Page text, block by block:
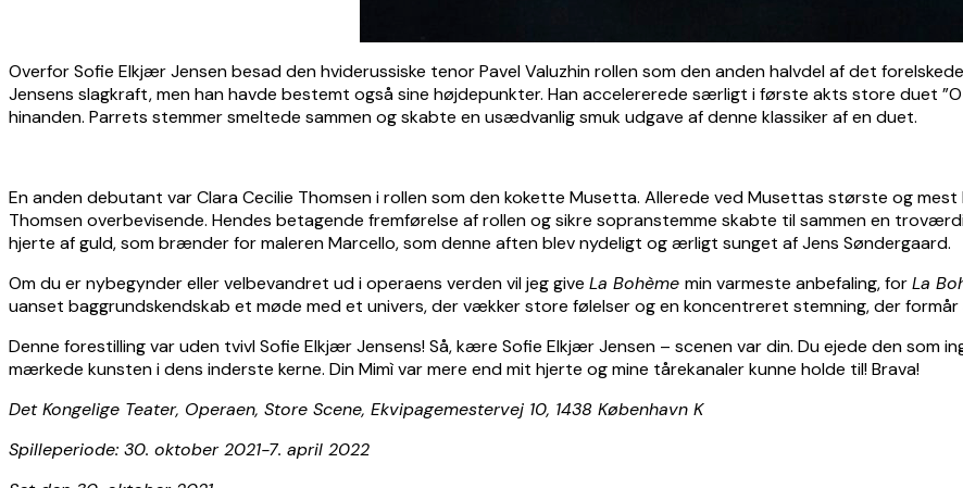
Overfor Sofie Elkjær Jensen besad den hviderussiske tenor Pavel Valuzhin rollen som den anden halvdel af det
Jensens slagkraft, men han havde bestemt også sine højdepunkter. Han accelererede særligt i første akts store duet
hinanden. Parrets stemmer smeltede sammen og skabte en usædvanlig smuk udgave af denne klassiker af en duet.
En anden debutant var Clara Cecilie Thomsen i rollen som den kokette Musetta. Allerede ved Musettas største og mest
Thomsen overbevisende. Hendes betagende fremførelse af rollen og sikre sopranstemme skabte til sammen en
hjerte af guld, som brænder for maleren Marcello, som denne aften blev nydeligt og ærligt sunget af Jens Søndergaard.
Om du er nybegynder eller velbevandret ud i operaens verden vil jeg give La Bohème min varmeste anbefaling, forLa
uanset baggrundskendskab et møde med et univers, der vækker store følelser og en koncentreret stemning, der formår
Denne forestilling var uden tvivl Sofie Elkjær Jensens! Så, kære Sofie Elkjær Jensen – scenen var din. Du ejede den som
mærkede kunsten i dens inderste kerne. Din Mimì var mere end mit hjerte og mine tårekanaler kunne holde til! Brava!
Det Kongelige Teater, Operaen, Store Scene, Ekvipagemestervej 10, 1438 København K
Spilleperiode: 30. oktober 2021-7. april 2022